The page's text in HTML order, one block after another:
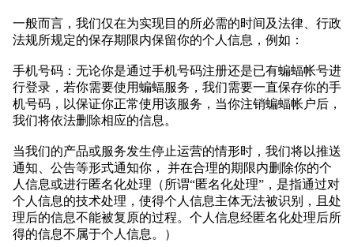
一般而言，我们仅在为实现目的所必需的时间及法律、行政
法规所规定的保存期限内保留你的个人信息，例如：
手机号码：无论你是通过手机号码注册还是已有蝙蝠帐号进
行登录，若你需要使用蝙蝠服务，我们需要一直保存你的手
机号码，以保证你正常使用该服务，当你注销蝙蝠帐户后，
我们将依法删除相应的信息。
当我们的产品或服务发生停止运营的情形时，我们将以推送
通知、公告等形式通知你， 并在合理的期限内删除你的个
人信息或进行匿名化处理（所谓“匿名化处理”，是指通过对
个人信息的技术处理，使得个人信息主体无法被识别，且处
理后的信息不能被复原的过程。个人信息经匿名化处理后所
得的信息不属于个人信息。）